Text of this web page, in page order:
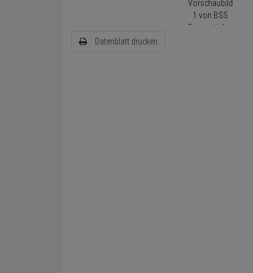
Datenblatt drucken